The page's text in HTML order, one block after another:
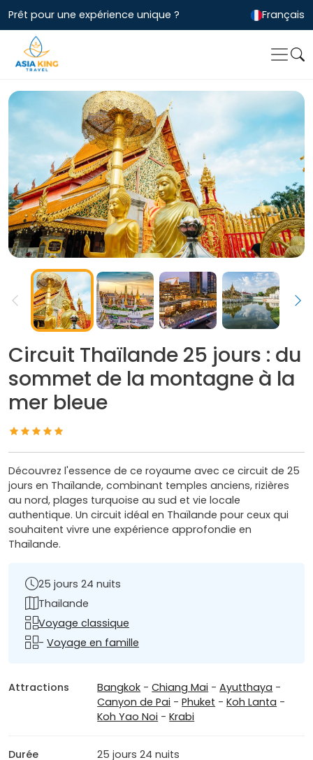
Prêt pour une expérience unique ? Français
Circuit Thaïlande 25 jours : du
sommet de la montagne à la
mer bleue
Découvrez l'essence de ce royaume avec ce circuit de 25
jours en Thaïlande, combinant temples anciens, rizières
au nord, plages turquoise au sud et vie locale
authentique. Un circuit idéal en Thaïlande pour ceux qui
souhaitent vivre une expérience approfondie en
Thaïlande.
25 jours 24 nuits
Thailande
Voyage classique
- Voyage en famille
Attractions Bangkok -Chiang Mai -Ayutthaya -
Canyon de Pai -Phuket -Koh Lanta -
Koh Yao Noi -Krabi
Durée 25 jours 24 nuits